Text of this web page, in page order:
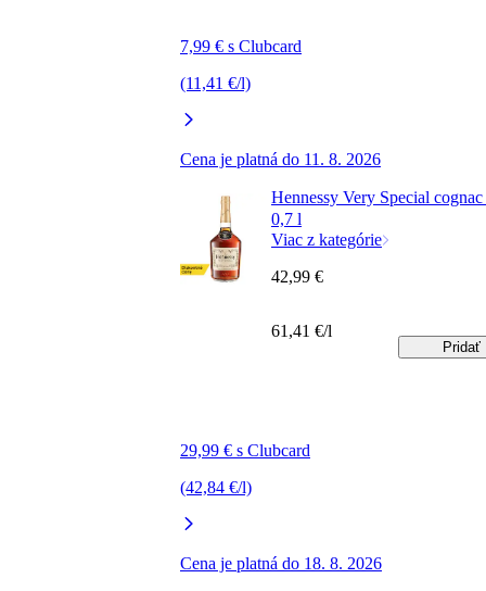
7,99 € s Clubcard
(11,41 €/l)
Cena je platná do 11. 8. 2026
Hennessy Very Special
0,7 l
Viac z kategórie
29,99 € s Clubcard
(42,84 €/l)
Cena je platná do 18. 8. 2026
42,99 €
61,41 €/l
Pridať